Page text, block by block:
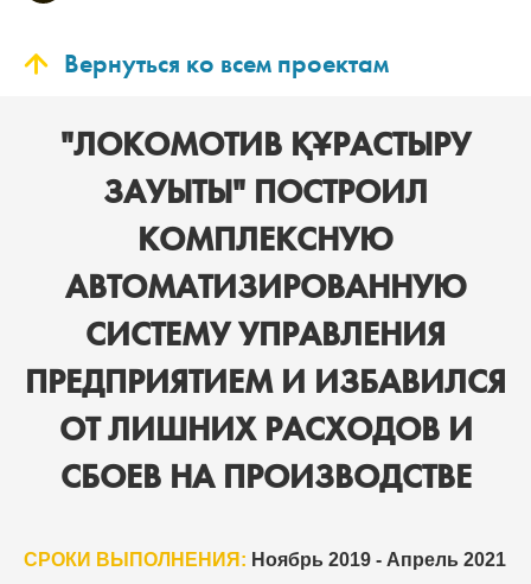
Вернуться ко всем проектам
"ЛОКОМОТИВ ҚҰРАСТЫРУ
ЗАУЫТЫ" ПОСТРОИЛ
КОМПЛЕКСНУЮ
АВТОМАТИЗИРОВАННУЮ
СИСТЕМУ УПРАВЛЕНИЯ
ПРЕДПРИЯТИЕМ И ИЗБАВИЛСЯ
ОТ ЛИШНИХ РАСХОДОВ И
СБОЕВ НА ПРОИЗВОДСТВЕ
СРОКИ ВЫПОЛНЕНИЯ: Ноябрь 2019 - Апрель 2021